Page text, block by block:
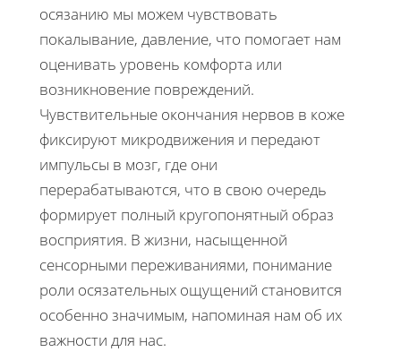
осязанию мы можем чувствовать
покалывание, давление, что помогает нам
оценивать уровень комфорта или
возникновение повреждений.
Чувствительные окончания нервов в коже
фиксируют микродвижения и передают
импульсы в мозг, где они
перерабатываются, что в свою очередь
формирует полный кругопонятный образ
восприятия. В жизни, насыщенной
сенсорными переживаниями, понимание
роли осязательных ощущений становится
особенно значимым, напоминая нам об их
важности для нас.